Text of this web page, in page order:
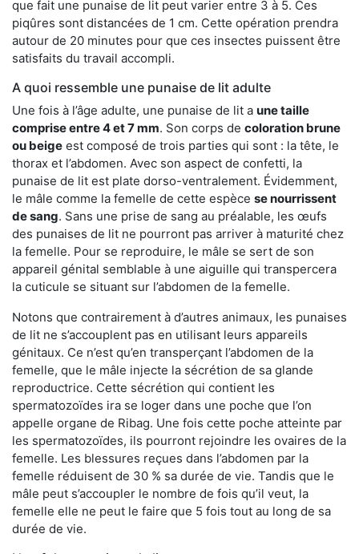
que fait une punaise de lit peut varier entre 3 à 5. Ces
piqûres sont distancées de 1 cm. Cette opération prendra
autour de 20 minutes pour que ces insectes puissent être
satisfaits du travail accompli.
A quoi ressemble une punaise de lit adulte
Une fois à l’âge adulte, une punaise de lit a une taille
comprise entre 4 et 7 mm. Son corps de coloration brune
ou beige est composé de trois parties qui sont : la tête, le
thorax et l’abdomen. Avec son aspect de confetti, la
punaise de lit est plate dorso-ventralement. Évidemment,
le mâle comme la femelle de cette espèce se nourrissent
de sang. Sans une prise de sang au préalable, les œufs
des punaises de lit ne pourront pas arriver à maturité chez
la femelle. Pour se reproduire, le mâle se sert de son
appareil génital semblable à une aiguille qui transpercera
la cuticule se situant sur l’abdomen de la femelle.
Notons que contrairement à d’autres animaux, les punaises
de lit ne s’accouplent pas en utilisant leurs appareils
génitaux. Ce n’est qu’en transperçant l’abdomen de la
femelle, que le mâle injecte la sécrétion de sa glande
reproductrice. Cette sécrétion qui contient les
spermatozoïdes ira se loger dans une poche que l’on
appelle organe de Ribag. Une fois cette poche atteinte par
les spermatozoïdes, ils pourront rejoindre les ovaires de la
femelle. Les blessures reçues dans l’abdomen par la
femelle réduisent de 30 % sa durée de vie. Tandis que le
mâle peut s’accoupler le nombre de fois qu’il veut, la
femelle elle ne peut le faire que 5 fois tout au long de sa
durée de vie.